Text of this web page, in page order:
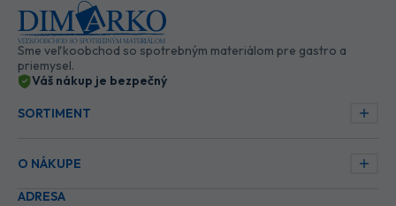
Sme veľkoobchod so spotrebným materiálom pre gastro a
priemysel.
Váš nákup je bezpečný
SORTIMENT
O NÁKUPE
ADRESA